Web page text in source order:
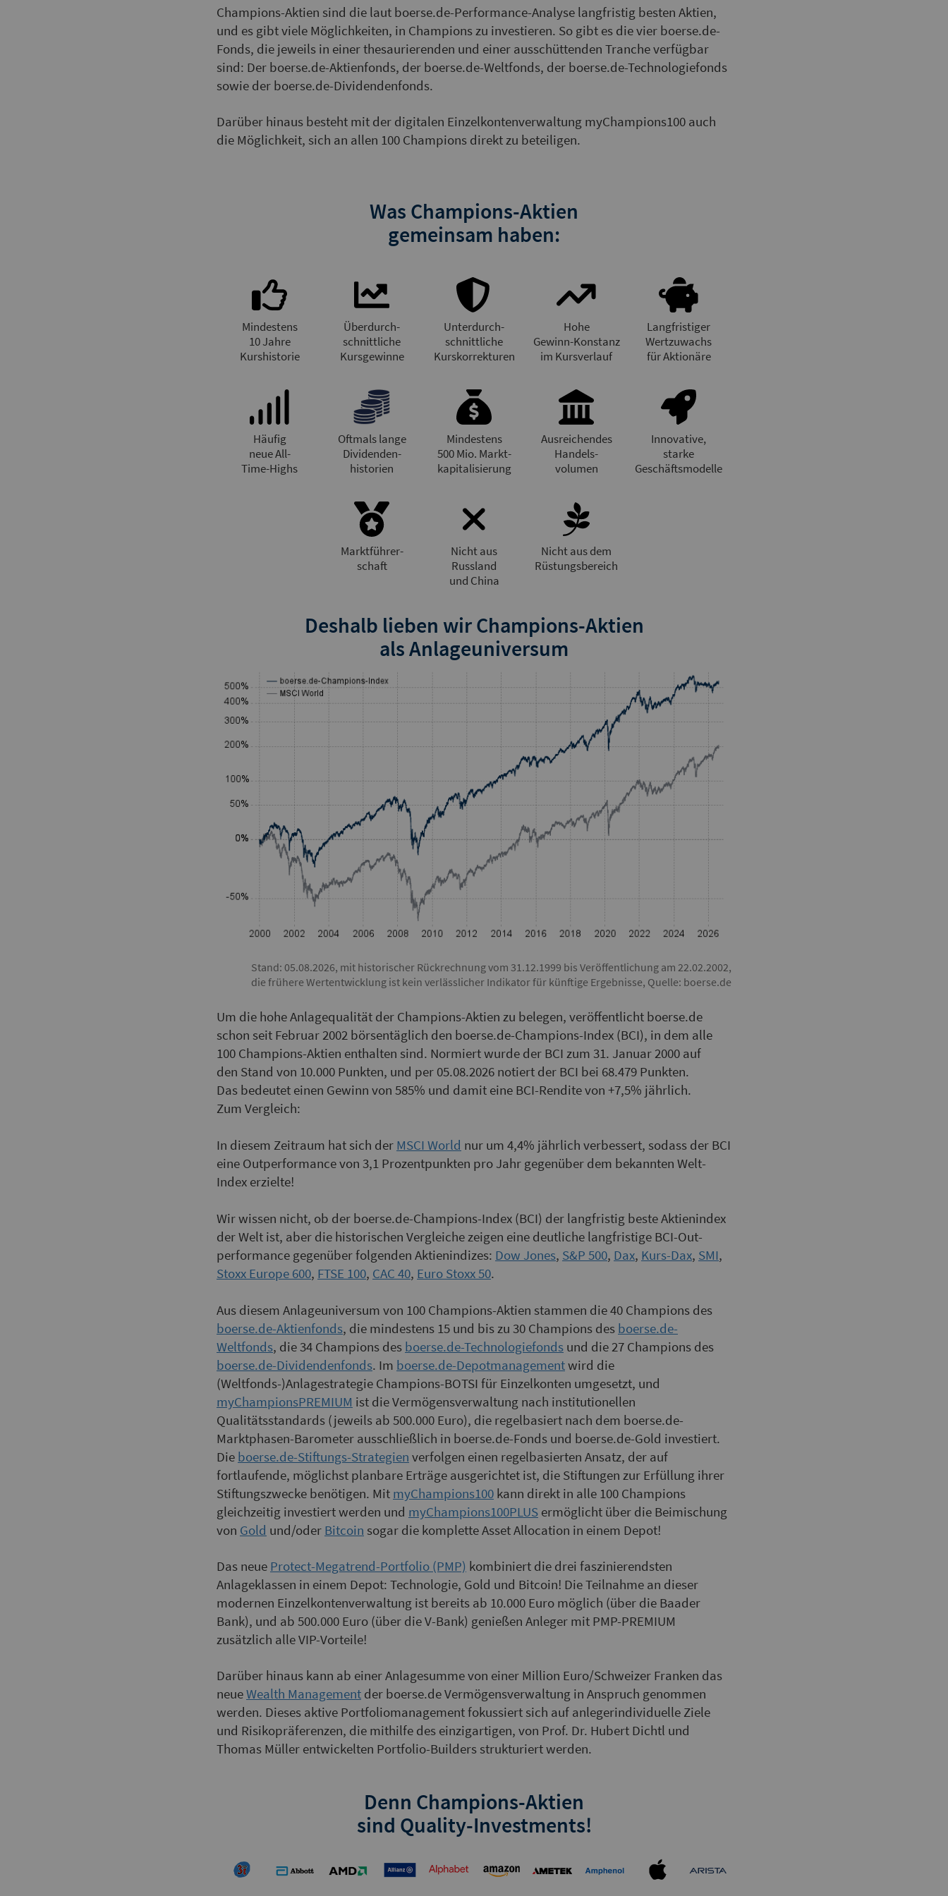
Champions-Aktien sind die laut boerse.de-Performance-Analyse langfristig besten Aktien,
und es gibt viele Möglichkeiten, in Champions zu investieren. So gibt es die vier boerse.de-
Fonds, die jeweils in einer thesaurierenden und einer ausschüttenden Tranche verfügbar
sind: Der boerse.de-Aktienfonds, der boerse.de-Weltfonds, der boerse.de-Technologiefonds
sowie der boerse.de-Dividendenfonds.
Darüber hinaus besteht mit der digitalen Einzelkontenverwaltung myChampions100 auch
die Möglichkeit, sich an allen 100 Champions direkt zu beteiligen.
Was Champions-Aktien
gemeinsam haben:
Mindestens
10 Jahre
Kurshistorie
Überdurch-
schnittliche
Kursgewinne
Unterdurch-
schnittliche
Kurskorrekturen
Hohe
Gewinn-Konstanz
im Kursverlauf
Langfristiger
Wertzuwachs
für Aktionäre
Häufig
neue All-
Time-Highs
Oftmals lange
Dividenden-
historien
Mindestens
500 Mio. Markt-
kapitalisierung
Ausreichendes
Handels-
volumen
Innovative,
starke
Geschäftsmodelle
Marktführer-
schaft
Nicht aus
Russland
und China
Nicht aus dem
Rüstungsbereich
Deshalb lieben wir Champions-Aktien
als Anlageuniversum
Stand: 05.08.2026, mit historischer Rückrechnung vom 31.12.1999 bis Veröffentlichung am 22.02.2002,
die frühere Wertentwicklung ist kein verlässlicher Indikator für künftige Ergebnisse, Quelle: boerse.de
Um die hohe Anlagequalität der Champions-Aktien zu belegen, veröffentlicht boerse.de
schon seit Februar 2002 börsentäglich den boerse.de-Champions-Index (BCI), in dem alle
100 Champions-Aktien enthalten sind. Normiert wurde der BCI zum 31. Januar 2000 auf
den Stand von 10.000 Punkten, und per 05.08.2026 notiert der BCI bei 68.479 Punkten.
Das bedeutet einen Gewinn von 585% und damit eine BCI-Rendite von +7,5% jährlich.
Zum Vergleich:
In diesem Zeitraum hat sich der MSCI World nur um 4,4% jährlich verbessert, sodass der BCI
eine Outperformance von 3,1 Prozentpunkten pro Jahr gegenüber dem bekannten Welt-
Index erzielte!
Wir wissen nicht, ob der boerse.de-Champions-Index (BCI) der langfristig beste Aktienindex
der Welt ist, aber die historischen Vergleiche zeigen eine deutliche langfristige BCI-Out­
perfor­mance gegenüber folgenden Aktienindizes: Dow Jones, S&P 500, Dax, Kurs-Dax, SMI,
Stoxx Europe 600, FTSE 100, CAC 40, Euro Stoxx 50.
Aus diesem Anlageuniversum von 100 Champions-Aktien stammen die 40 Champions des
boerse.de-Aktienfonds, die mindestens 15 und bis zu 30 Champions des boerse.de-
Weltfonds, die 34 Champions des boerse.de-Technologiefonds und die 27 Champions des
boerse.de-Dividendenfonds. Im boerse.de-Depotmanagementwird die
(Weltfonds-)Anlagestrategie Champions-BOTSI für Einzelkonten umgesetzt, und
myChampionsPREMIUM ist die Vermögensverwaltung nach institutionellen
Qualitätsstandards (jeweils ab 500.000 Euro), die regelbasiert nach dem boerse.de-
Marktphasen-Barometer ausschließlich in boerse.de-Fonds und boerse.de-Gold investiert.
Die boerse.de-Stiftungs-Strategien verfolgen einen regelbasierten Ansatz, der auf
fortlaufende, möglichst planbare Erträge ausgerichtet ist, die Stiftungen zur Erfüllung ihrer
Stiftungszwecke benötigen. Mit myChampions100 kann direkt in alle 100 Champions
gleichzeitig investiert werden und myChampions100PLUS ermöglicht über die Beimischung
von Gold und/oder Bitcoin sogar die komplette Asset Allocation in einem Depot!
Das neue Protect-Megatrend-Portfolio (PMP) kombiniert die drei faszinierendsten
Anlageklassen in einem Depot: Technologie, Gold und Bitcoin! Die Teilnahme an dieser
modernen Einzelkontenverwaltung ist bereits ab 10.000 Euro möglich (über die Baader
Bank), und ab 500.000 Euro (über die V-Bank) genießen Anleger mit PMP-PREMIUM
zusätzlich alle VIP-Vorteile!
Darüber hinaus kann ab einer Anlagesumme von einer Million Euro/Schweizer Franken das
neueWealth Management der boerse.de Vermögensverwaltung in Anspruch genommen
werden. Dieses aktive Portfoliomanagement fokussiert sich auf anlegerindividuelle Ziele
und Risikopräferenzen, die mithilfe des einzigartigen, von Prof. Dr. Hubert Dichtl und
Thomas Müller entwickelten Portfolio-Builders strukturiert werden.
Denn Champions-Aktien
sind Quality-Investments!